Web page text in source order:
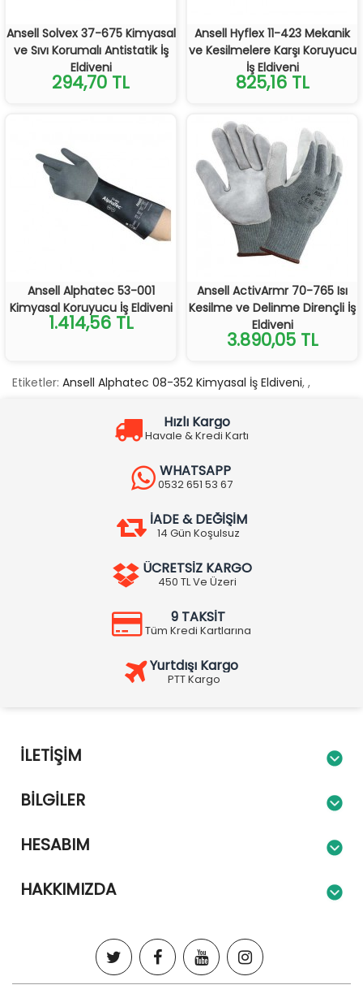
Ansell Solvex 37-675 Kimyasal
ve Sıvı Korumalı Antistatik İş
Eldiveni
294,70 TL
Ansell Hyflex 11-423 Mekanik
ve Kesilmelere Karşı Koruyucu
İş Eldiveni
825,16 TL
Ansell Alphatec 53-001
Kimyasal Koruyucu İş Eldiveni
1.414,56 TL
Ansell ActivArmr 70-765 Isı
Kesilme ve Delinme Dirençli İş
Eldiveni
3.890,05 TL
Etiketler: Ansell Alphatec 08-352 Kimyasal İş Eldiveni, ,
Hızlı Kargo
Havale & Kredi Kartı
WHATSAPP
0532 651 53 67
İADE & DEĞİŞİM
14 Gün Koşulsuz
ÜCRETSİZ KARGO
450 TL Ve Üzeri
9 TAKSİT
Tüm Kredi Kartlarına
Yurtdışı Kargo
PTT Kargo
İLETIŞIM
BILGILER
HESABIM
HAKKIMIZDA